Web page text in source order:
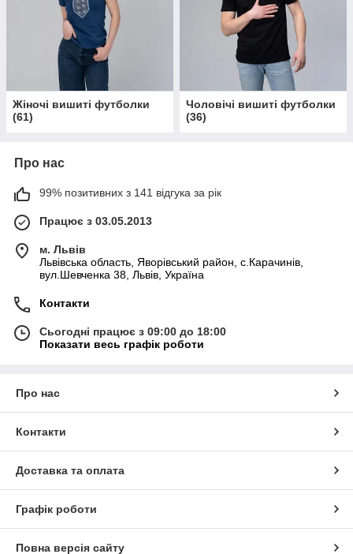
Жіночі вишиті футболки
(61)
Чоловічі вишиті футболки
(36)
Про нас
99% позитивних з 141 відгука за рік
Працює з 03.05.2013
м. Львів
Львівська область, Яворівський район, с.Карачинів,
вул.Шевченка 38, Львів, Україна
Контакти
Сьогодні працює з 09:00 до 18:00
Показати весь графік роботи
Про нас
Контакти
Доставка та оплата
Графік роботи
Повна версія сайту